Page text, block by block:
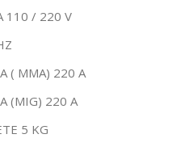
110 / 220 V
( MMA) 220 A
(MIG) 220 A
5 KG